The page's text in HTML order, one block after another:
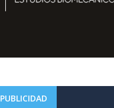
PUBLICIDAD